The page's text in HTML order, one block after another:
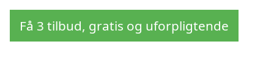
Få 3 tilbud, gratis og uforpligtende